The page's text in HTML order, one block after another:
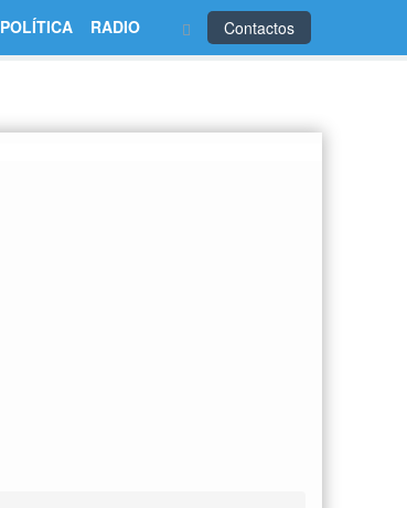
Contactos
POLÍTICA RADIO